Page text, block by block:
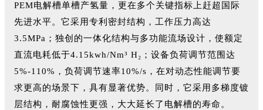
PEM电解槽单槽产氢量，更在多个关键指标上赶超国际
先进水平。它采用专利密封结构，工作压力高达
3.5MPa；独创的一体化结构与多功能流场设计，使额定
直流电耗低于4.15kwh/Nm³ H₂；设备负荷调节范围达
5%-110%，负荷调节速率10%/s，在对动态性能调节要
求更高的场景下，具有显著优势。同时，它采用多梯度镀
层结构，耐腐蚀性更强，大大延长了电解槽的寿命。